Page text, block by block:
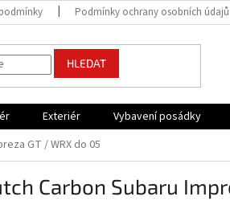
Podmínky ochrany osobních údajů
HLEDAT
Exteriér Vybavení posádky
GT / WRX do 05
Carbon Subaru